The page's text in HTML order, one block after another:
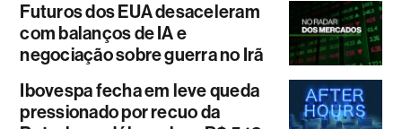
Futuros dos EUA desaceleram
com balanços de IA e
negociação sobre guerra no Irã
Ibovespa fecha em leve queda
pressionado por recuo da